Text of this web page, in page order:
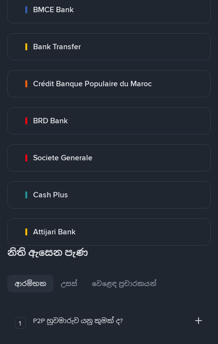
BMCE Bank
Bank Transfer
Crédit Banque Populaire du Maroc
BRD Bank
Societe Generale
Cash Plus
Attijari Bank
නිති ඇසෙන පැණ
ආරම්භක උසස් වෙළෙඳ ප්‍රචාරකයන්
1 P2P හුවමාරුව යනු කුමක් ද?